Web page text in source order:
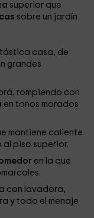
superior que
sobre un jardín
casa, de
grandes
rompiendo con
en tonos morados
mantiene caliente
al piso superior.
en la que
con lavadora,
y todo el menaje